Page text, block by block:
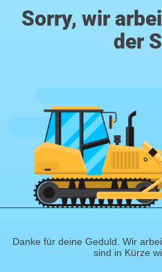
Sorry, wir
der
Danke für deine Geduld. Wir
sind in Kürze